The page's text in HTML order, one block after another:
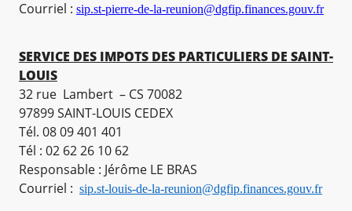
Courriel : sip.st-pierre-de-la-reunion@dgfip.finances.gouv.fr
SERVICE DES IMPOTS DES PARTICULIERS DE SAINT-
LOUIS
32 rue Lambert – CS 70082
97899 SAINT-LOUIS CEDEX
Tél. 08 09 401 401
Tél : 02 62 26 10 62
Responsable : Jérôme LE BRAS
Courriel : sip.st-louis-de-la-reunion@dgfip.finances.gouv.fr